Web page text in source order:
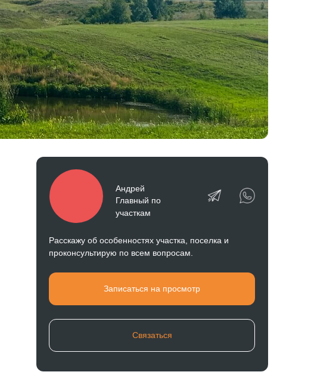
Главный по
участкам
Андрей
Расскажу об особенностях участка, поселка и
проконсультирую по всем вопросам.
Записаться на просмотр
Связаться